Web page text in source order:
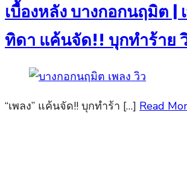
เบื้องหลัง บางกอกนฤมิต |
ทิดา แค้นจัด!! บุกทำร้าย
“เพลง” แค้นจัด!! บุกทำร้า […] Read